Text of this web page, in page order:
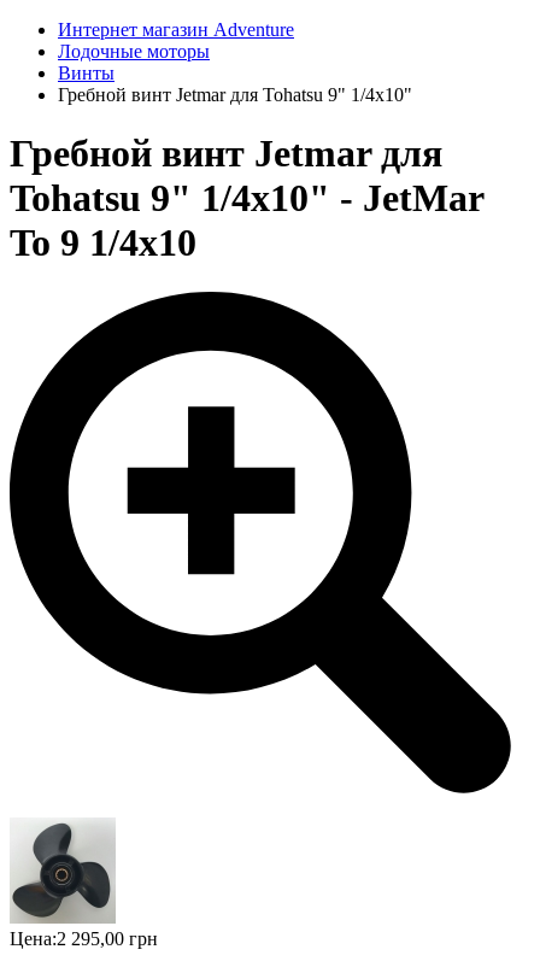
Интернет магазин Adventure
Лодочные моторы
Винты
Гребной винт Jetmar для Tohatsu 9" 1/4x10"
Гребной винт Jetmar для
Tohatsu 9" 1/4x10" - JetMar
To 9 1/4x10
Цена:2 295,00 грн